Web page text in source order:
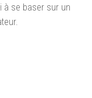
à se baser sur un